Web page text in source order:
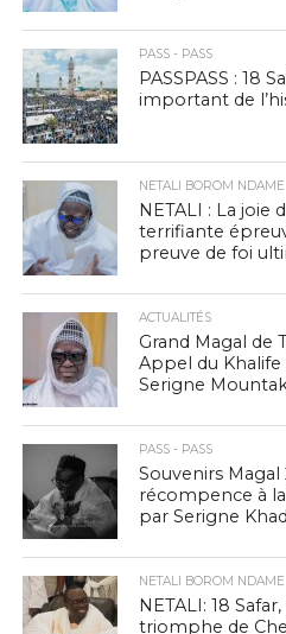
PASS - PASS
PASSPASS : 18
important de
NETALI BOROM NDAME
NETALI : La joie
terrifiante
preuve de foi
ACTUALITÉS
Grand Magal de
Appel du Khalife
Serigne
PASS - PASS
Souvenirs Magal
récompence à
par Serigne
NETALI BOROM NDAME
NETALI: 18
triomphe de